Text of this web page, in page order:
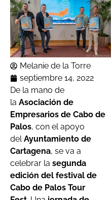
Melanie de la Torre
septiembre 14, 2022
De la mano de
la Asociación de
Empresarios de Cabo de
Palos, con el apoyo
delAyuntamiento de
Cartagena, se va a
celebrar la segunda
edición del festival de
Cabo de Palos Tour